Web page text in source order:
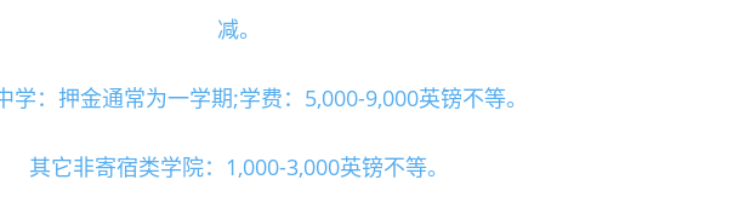
减。
学：押金通常为一学期;学费：5,000-9,000英镑不等。
其它非寄宿类学院：1,000-3,000英镑不等。